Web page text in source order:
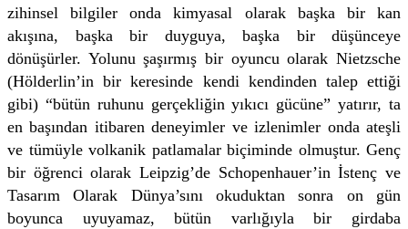
zihinsel bilgiler onda kimyasal olarak başka bir kan
akışına, başka bir duyguya, başka bir düşünceye
dönüşürler. Yolunu şaşırmış bir oyuncu olarak Nietzsche
(Hölderlin’in bir keresinde kendi kendinden talep ettiği
gibi) “bütün ruhunu gerçekliğin yıkıcı gücüne” yatırır, ta
en başından itibaren deneyimler ve izlenimler onda ateşli
ve tümüyle volkanik patlamalar biçiminde olmuştur. Genç
bir öğrenci olarak Leipzig’de Schopenhauer’in İstenç ve
Tasarım Olarak Dünya’sını okuduktan sonra on gün
boyunca uyuyamaz, bütün varlığıyla bir girdaba